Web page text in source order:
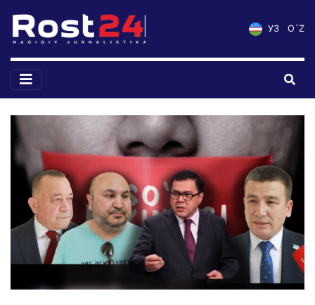
УЗ O`Z